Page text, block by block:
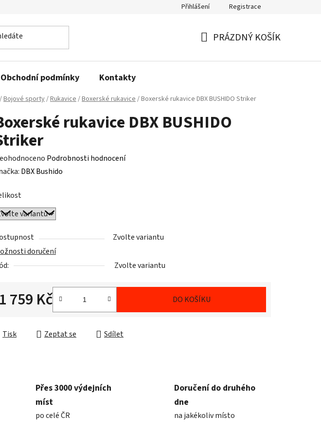
řád a odstoupení od smlouvy Politika používání cookiesPřihlášení Registrace
PRÁZDNÝ KOŠÍK
Obchodní podmínky Kontakty
Domů
/Bojové sporty/Rukavice/Boxerské rukavice/Boxerské rukavice DBX BUSHIDO Striker
rukavice DBX BUSHIDO
Podrobnosti hodnocení
DBX Bushido
Zvolte variantu
doručení
Zvolte variantu
1 759 Kč DO KOŠÍKU
Tisk Zeptat se Sdílet
Přes 3000 výdejních
míst
po celé ČR
Doručení do druhého
dne
na jakékoliv místo